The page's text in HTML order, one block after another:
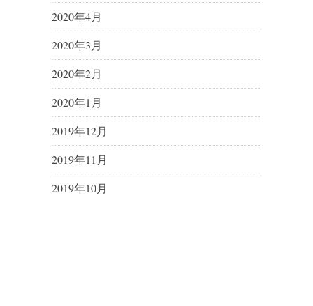
2020年4月
2020年3月
2020年2月
2020年1月
2019年12月
2019年11月
2019年10月